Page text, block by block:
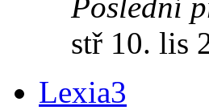
stř 10. lis
Lexia3